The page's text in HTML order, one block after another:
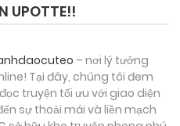
UPOTTE!!
– nơi lý tưởng
Tại đây, chúng tôi đem
truyện tối ưu với giao diện
sự thoải mái và liền mạch